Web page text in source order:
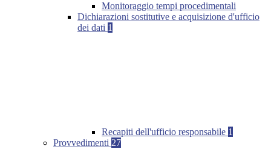
Monitoraggio tempi procedimentali
Dichiarazioni sostitutive e acquisizione d'ufficio
dei dati 1
Recapiti dell'ufficio responsabile 1
Provvedimenti 27